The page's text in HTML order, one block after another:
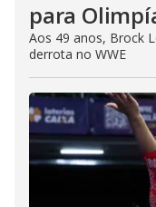
para
Aos 49 anos, Brock
derrota no WWE